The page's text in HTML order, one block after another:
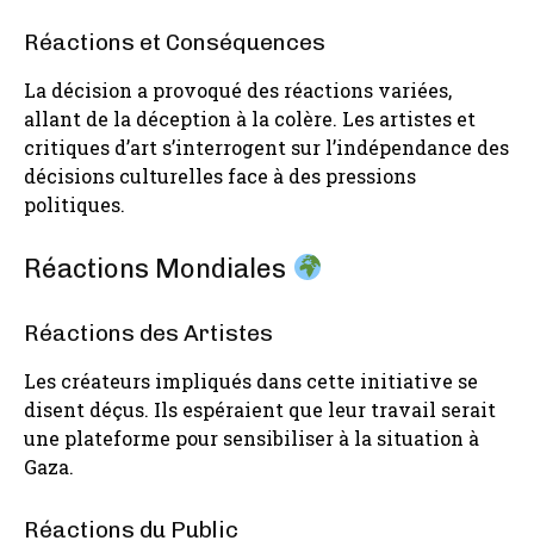
Réactions et Conséquences
La décision a provoqué des réactions variées,
allant de la déception à la colère. Les artistes et
critiques d’art s’interrogent sur l’indépendance des
décisions culturelles face à des pressions
politiques.
Réactions Mondiales
Réactions des Artistes
Les créateurs impliqués dans cette initiative se
disent déçus. Ils espéraient que leur travail serait
une plateforme pour sensibiliser à la situation à
Gaza.
Réactions du Public